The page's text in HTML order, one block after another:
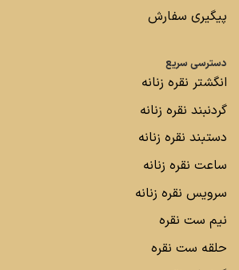
پیگیری سفارش
دسترسی سریع
انگشتر نقره زنانه
گردنبند نقره زنانه
دستبند نقره زنانه
ساعت نقره زنانه
سرویس نقره زنانه
نیم ست نقره
حلقه ست نقره